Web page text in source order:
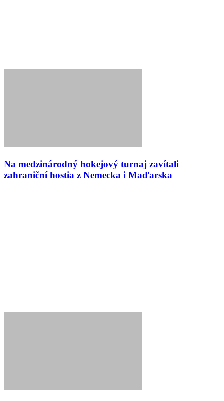
Na medzinárodný hokejový turnaj zavítali
zahraniční hostia z Nemecka i Maďarska